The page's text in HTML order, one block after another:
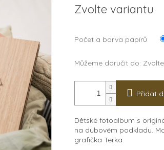
cena:
Zvolte variantu
Počet a barva papírů
Můžeme doručit do:
Přidat
Dětské fotoalbum s
na dubovém podkladu.
grafička Terka.